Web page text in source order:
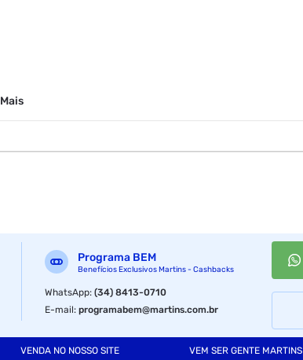
Mais
Programa BEM
Benefícios Exclusivos Martins - Cashbacks
WhatsApp:(34) 8413-0710
E-mail:programabem@martins.com.br
VENDA NO NOSSO SITE VEM SER GENTE MARTINS